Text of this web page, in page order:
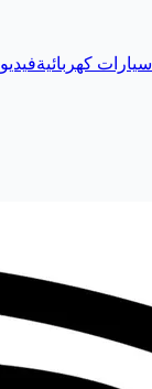
سيارات كهربائيةفيديو